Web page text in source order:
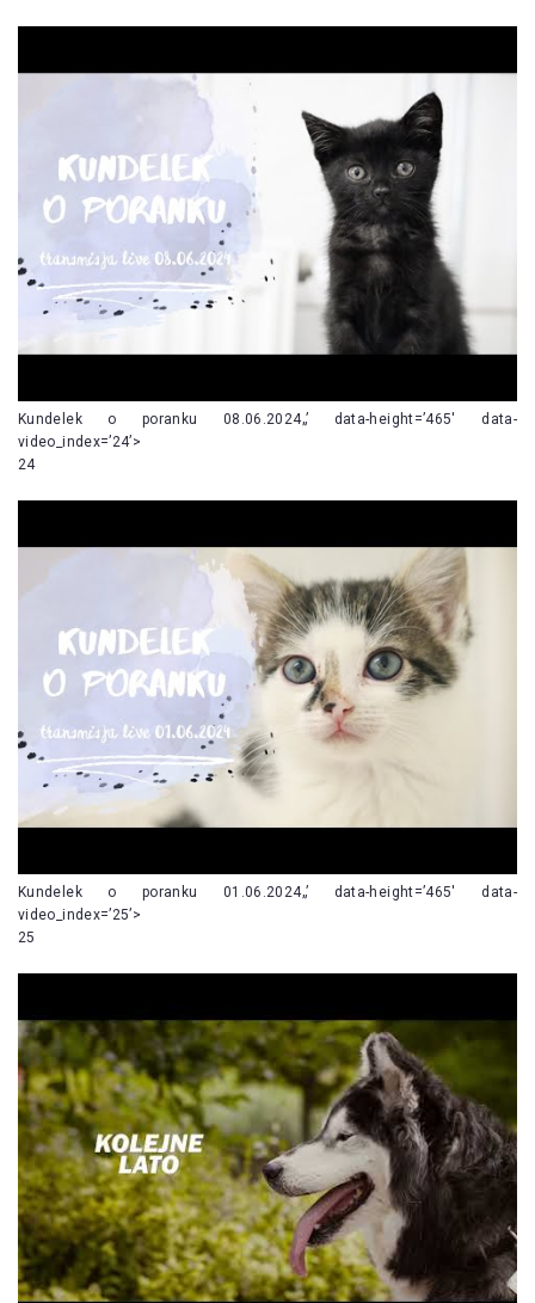
Kundelek o poranku 08.06.2024„’ data-height=’465′ data-
video_index=’24’>
24
Kundelek o poranku 01.06.2024„’ data-height=’465′ data-
video_index=’25’>
25